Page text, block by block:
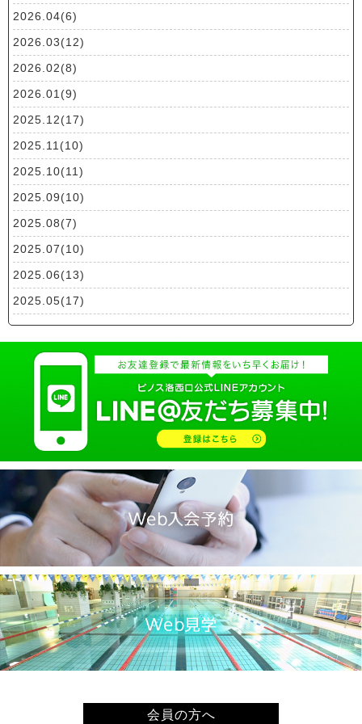
2026.04(6)
2026.03(12)
2026.02(8)
2026.01(9)
2025.12(17)
2025.11(10)
2025.10(11)
2025.09(10)
2025.08(7)
2025.07(10)
2025.06(13)
2025.05(17)
2025.04(19)
2025.03(10)
2025.01(14)
2024.12(14)
2024.10(18)
2024.09(15)
2024.08(21)
2024.07(20)
2024.06(29)
2024.05(22)
2024.04(20)
2024.03(16)
会員の方へ